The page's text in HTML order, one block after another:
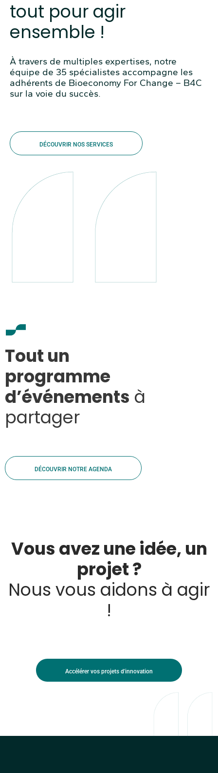
tout pour agir
ensemble !
À travers de multiples expertises, notre
équipe de 35 spécialistes accompagne les
adhérents de Bioeconomy For Change – B4C
sur la voie du succès.
DÉCOUVRIR NOS SERVICES
Tout un
programme
d’événements à
partager
DÉCOUVRIR NOTRE AGENDA
Vous avez une idée, un
projet ?
Nous vous aidons à agir
!
Accélérer vos projets d'innovation